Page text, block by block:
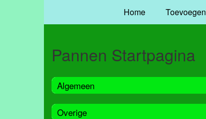
Home Toevoegen
Pannen Startpagina
Algemeen
Overige